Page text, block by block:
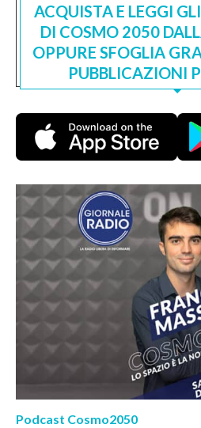
ACQUISTA E LEGGI
DI COSMO 2050
OPPURE SFOGLIA
PUBBLICAZIONI
Podcast Cosmo2050